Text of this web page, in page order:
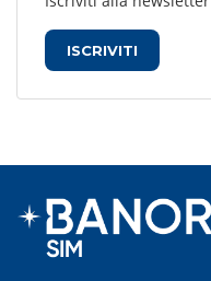
ISCRIVITI